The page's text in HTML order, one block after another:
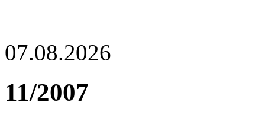
07.08.2026
11/2007